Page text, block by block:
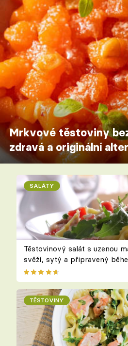
Mrkvové těstoviny
zdravá a originální
SALÁTY
Těstovinový salát s uzenou
svěží, sytý a připravený
TĚSTOVINY